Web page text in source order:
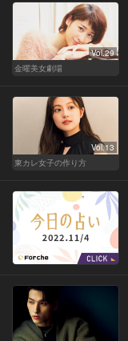
Vol.29
金曜美女劇場
Vol.13
東カレ女子の作り方